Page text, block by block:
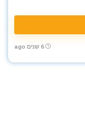
6 שנים ago